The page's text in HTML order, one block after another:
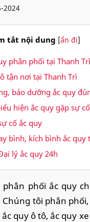
2024
tắt nội dung [ẩn đi]
phân phối tại Thanh Trì
tận nơi tại Thanh Trì
bảo dưỡng ắc quy
hiện ắc quy gặp sự cố
cố ắc quy
bình, kích bình ắc quy
lý ắc quy 24h
phân phối ắc quy
Chúng tôi phân
quy ô tô, ắc quy